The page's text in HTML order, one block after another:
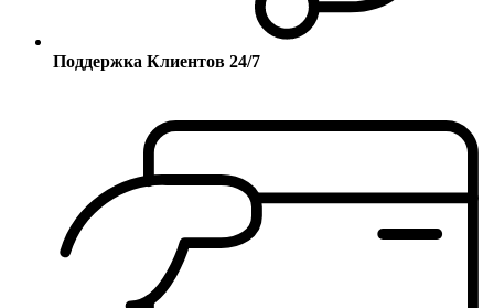
Поддержка Клиентов 24/7